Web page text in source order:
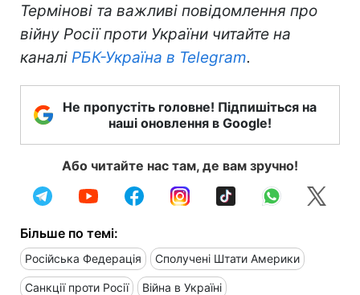
Термінові та важливі повідомлення про
війну Росії проти України читайте на
каналі РБК-Україна в Telegram.
Не пропустіть головне! Підпишіться на
наші оновлення в Google!
Або читайте нас там, де вам зручно!
Більше по темі:
Російська Федерація Сполучені Штати Америки
Санкції проти Росії Війна в Україні